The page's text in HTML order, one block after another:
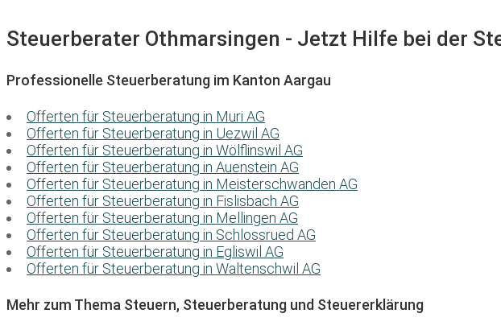
Steuerberater Othmarsingen - Jetzt Hilfe bei der
Professionelle Steuerberatung im Kanton Aargau
Offerten für Steuerberatung in Muri AG
Offerten für Steuerberatung in Uezwil AG
Offerten für Steuerberatung in Wölflinswil AG
Offerten für Steuerberatung in Auenstein AG
Offerten für Steuerberatung in Meisterschwanden AG
Offerten für Steuerberatung in Fislisbach AG
Offerten für Steuerberatung in Mellingen AG
Offerten für Steuerberatung in Schlossrued AG
Offerten für Steuerberatung in Egliswil AG
Offerten für Steuerberatung in Waltenschwil AG
Mehr zum Thema Steuern, Steuerberatung und Steuererklärung